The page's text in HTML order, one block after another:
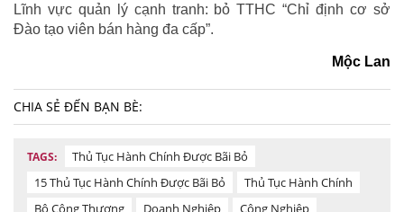
Lĩnh vực quản lý cạnh tranh: bỏ TTHC “Chỉ định cơ sở
Đào tạo viên bán hàng đa cấp”.
Mộc Lan
CHIA SẺ ĐẾN BẠN BÈ:
TAGS:
Thủ Tục Hành Chính Được Bãi Bỏ
15 Thủ Tục Hành Chính Được Bãi Bỏ
Thủ Tục Hành Chính
Bộ Công Thương
Doanh Nghiệp Công Nghiệp